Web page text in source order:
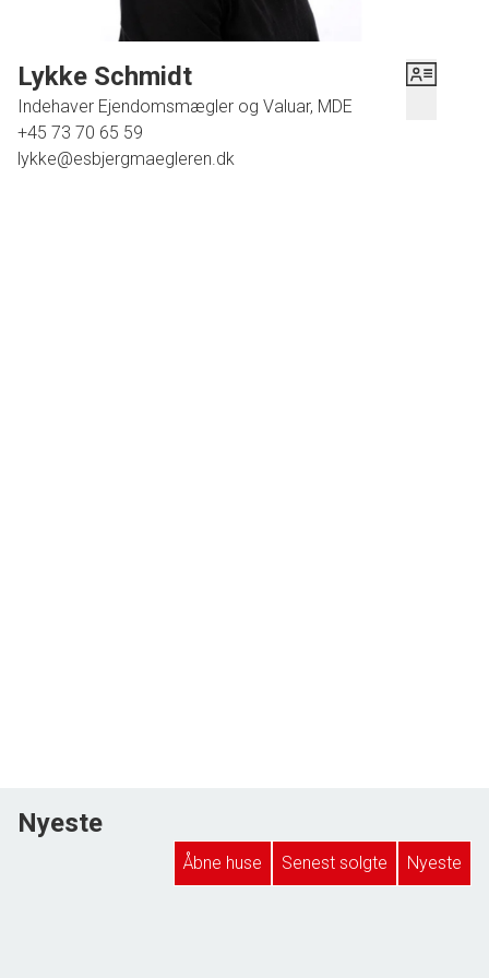
Lykke Schmidt
Indehaver Ejendomsmægler og Valuar, MDE
+45 73 70 65 59
lykke@esbjergmaegleren.dk
Nyeste
Åbne huse Senest solgte Nyeste